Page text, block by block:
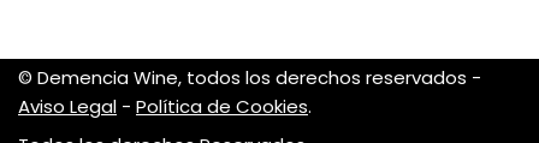
© Demencia Wine, todos los derechos reservados -
Aviso Legal - Política de Cookies.